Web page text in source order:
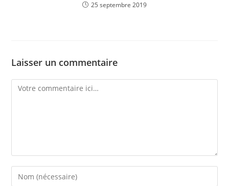
25 septembre 2019
Laisser un commentaire